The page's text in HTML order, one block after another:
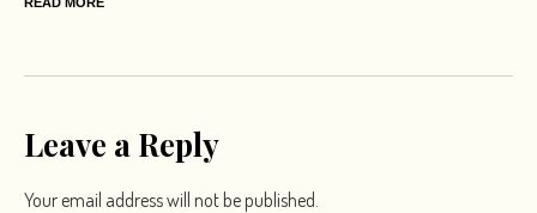
Leave a Reply
Your email address will not be published.